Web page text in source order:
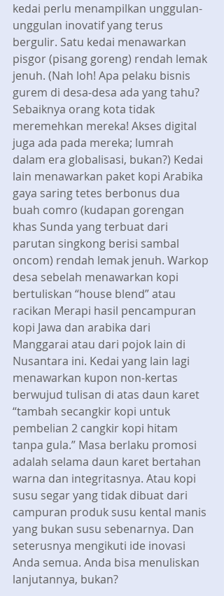
kedai perlu menampilkan unggulan-
unggulan inovatif yang terus
bergulir. Satu kedai menawarkan
pisgor (pisang goreng) rendah lemak
jenuh. (Nah loh! Apa pelaku bisnis
gurem di desa-desa ada yang tahu?
Sebaiknya orang kota tidak
meremehkan mereka! Akses digital
juga ada pada mereka; lumrah
dalam era globalisasi, bukan?) Kedai
lain menawarkan paket kopi Arabika
gaya saring tetes berbonus dua
buah comro (kudapan gorengan
khas Sunda yang terbuat dari
parutan singkong berisi sambal
oncom) rendah lemak jenuh. Warkop
desa sebelah menawarkan kopi
bertuliskan “house blend” atau
racikan Merapi hasil pencampuran
kopi Jawa dan arabika dari
Manggarai atau dari pojok lain di
Nusantara ini. Kedai yang lain lagi
menawarkan kupon non-kertas
berwujud tulisan di atas daun karet
“tambah secangkir kopi untuk
pembelian 2 cangkir kopi hitam
tanpa gula.” Masa berlaku promosi
adalah selama daun karet bertahan
warna dan integritasnya. Atau kopi
susu segar yang tidak dibuat dari
campuran produk susu kental manis
yang bukan susu sebenarnya. Dan
seterusnya mengikuti ide inovasi
Anda semua. Anda bisa menuliskan
lanjutannya, bukan?